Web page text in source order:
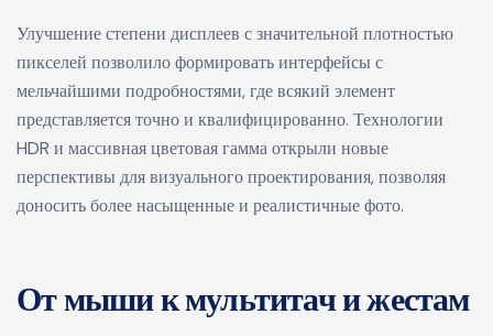
Улучшение степени дисплеев с значительной плотностью
пикселей позволило формировать интерфейсы с
мельчайшими подробностями, где всякий элемент
представляется точно и квалифицированно. Технологии
HDR и массивная цветовая гамма открыли новые
перспективы для визуального проектирования, позволяя
доносить более насыщенные и реалистичные фото.
От мыши к мультитач и жестам